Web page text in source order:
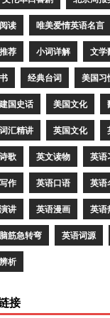
读 唯美爱情英语名言
荐 小词详解 文学
经典台词 美国习
国史话 美国文化
汇精讲 英国文化
歌 英文读物 英语
作 英语口语 英语
讲 英语漫画 英语
筋急转弯 英语词源
析
接